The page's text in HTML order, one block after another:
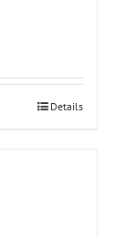
Details